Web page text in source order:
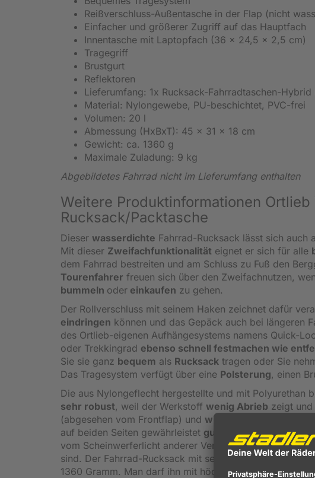
Reißverschluss-Außentasche in der Flap (nicht
Einfacher und größerer Zugriff auf das Hauptfach
Innentasche mit Laptopfach (36 x 24,5 x 2,5 cm)
Tragegriff
Brustgurt
Reflektoren
Lieferumfang: 1x Rucksack-Fahrradtaschen-Hybrid
Material: Nylongewebe, PU-beschichtet, PVC-frei
Volumen: 20 l
Abmessung (HxBxT): 45 x 31 x 18 cm
Gewicht: ca. 1360 g
Maximale Zuladung: 9 kg
Abgebildetes Fahrrad nicht im Lieferumfang enthalten
Weitere Produktinformationen Ortlieb
Rucksack/Packtasche
Dieser wasserdichte Fahrrad-Rucksack lässt sich auch
Mit dieser Zweifachfunktionalität eignet er sich für alle
dem Fahrrad bestreiten und am Schluss zu Fuß den
Tourenfahrer freuen sich über den Zweifachnutzen,
bummeln oder einkaufen zu gehen.
Der Rollverschluss mit seinem Haken zeichnet dafür
eindringen können und das Gepäck auch bei längeren
des Ortlieb-eigenen Aufhängesystems namens Quick-
oder Trekkingrad ebenso schnell festmachen wie
Sie sie ganz bequem als Rucksack tragen oder Sie
Das Tragesystem verfügt über eine Polsterung, einen
Die aus Nylongeflecht hergestellte und mit Polyurethan
sehr robust, weil der Werkstoff wenig Abrieb zeigt und
(abgesehen vom Frontflap) und wiegt
auf beiden Seiten gewährleistet gute Sichtbarkeit im
vom Scheinwerferlicht anderer Verkehrsteilnehmer
sind. Der Fahrrad-Rucksack mit seinem Volumen von
1360 Gramm. Man darf ihn mit höchstens 9 Kilogramm